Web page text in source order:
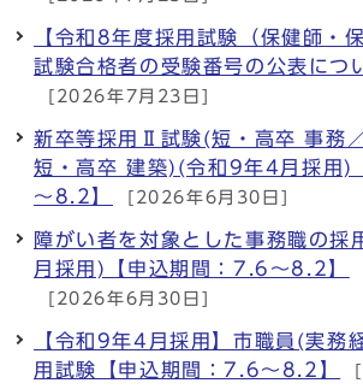
【令和8年度採用試験（保健師・
試験合格者の受験番号の公表につ
[2026年7月23日]
新卒等採用Ⅱ試験(短・高卒 事務
短・高卒 建築)(令和9年4月採用)
～8.2】
[2026年6月30日]
障がい者を対象とした事務職の採
月採用)【申込期間：7.6～8.2】
[2026年6月30日]
【令和9年4月採用】市職員(実務
用試験【申込期間：7.6～8.2】